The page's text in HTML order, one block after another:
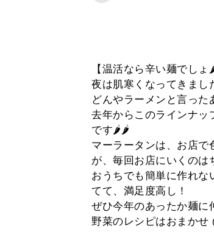
【温活なら辛い麺でしょ🌶
夜は肌寒くなってきまし
どんやラーメンと言った
去年からこのラインナッ
です🌶🌶
マーラータンは、お店で
が、毎回お店にいくのは
おうちでも簡単に作れな
てて、満足度高し！
ぜひ今年のあったか麺に
野菜のレシピはおまか